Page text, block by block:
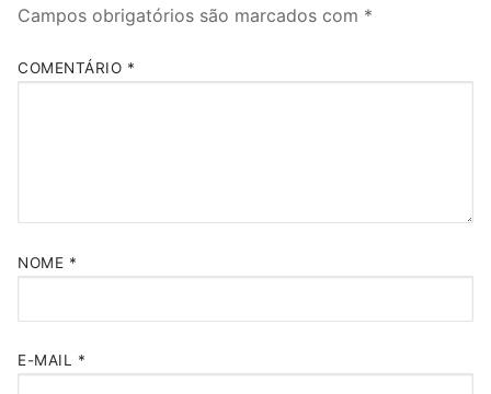
Campos obrigatórios são marcados com *
COMENTÁRIO *
NOME *
E-MAIL *